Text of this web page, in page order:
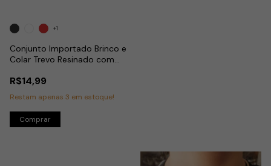
Conjunto Importado Brinco e
Colar Trevo Resinado com
R$14,99
Restam apenas 3 em estoque!
+1
Comprar